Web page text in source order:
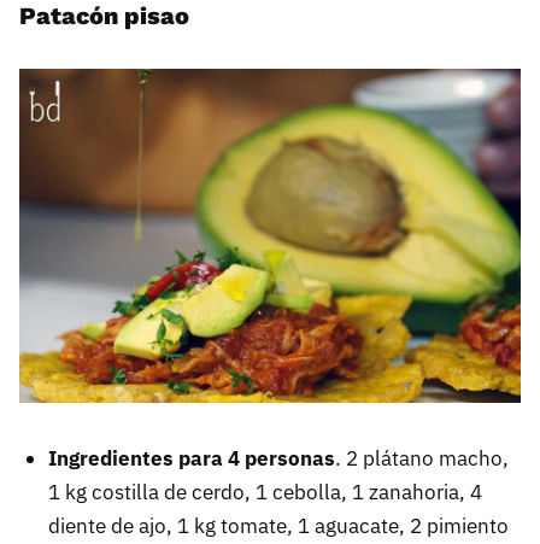
Patacón pisao
Ingredientes para 4 personas. 2 plátano macho,
1 kg costilla de cerdo, 1 cebolla, 1 zanahoria, 4
diente de ajo, 1 kg tomate, 1 aguacate, 2 pimiento